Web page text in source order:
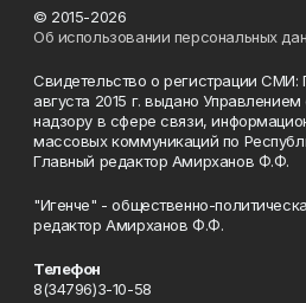
© 2015-2026
Об использовании персональных
Свидетельство о регистрации
августа 2015 г. выдано
надзору в сфере связи,
массовых коммуникаций по
Главный редактор Амирханов Ф.Ф.
"Игенче" - общественно-
редактор Амирханов Ф.Ф.
Телефон
8(34796)3-10-58